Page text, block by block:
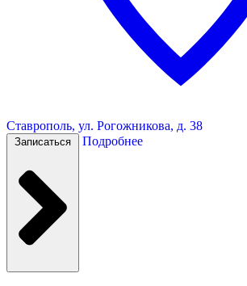
Ставрополь, ул. Рогожникова, д. 38
Записаться Подробнее